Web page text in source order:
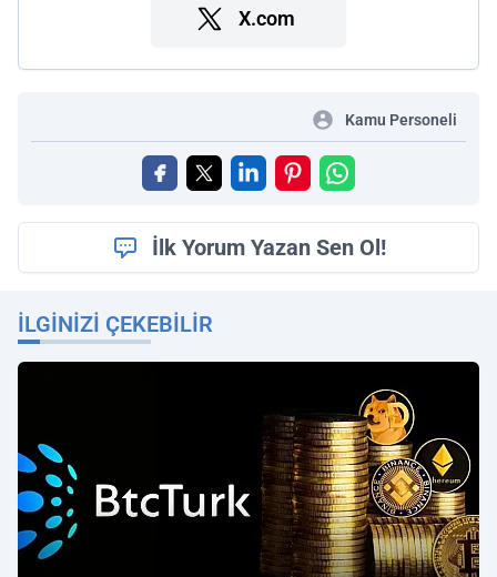
X.com
Kamu Personeli
İlk Yorum Yazan Sen Ol!
İLGINIZI ÇEKEBILIR